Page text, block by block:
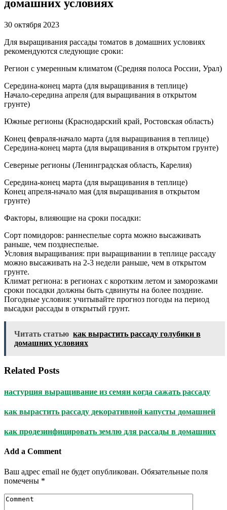
домашних условиях
30 октября 2023
Для выращивания рассады томатов в домашних условиях
рекомендуются следующие сроки:
Регион с умеренным климатом (Средняя полоса России, Урал)
Середина-конец марта (для выращивания в теплице)
Начало-середина апреля (для выращивания в открытом
грунте)
Южные регионы (Краснодарский край, Ростовская область)
Конец февраля-начало марта (для выращивания в теплице)
Середина-конец марта (для выращивания в открытом грунте)
Северные регионы (Ленинградская область, Карелия)
Середина-конец марта (для выращивания в теплице)
Конец апреля-начало мая (для выращивания в открытом
грунте)
Факторы, влияющие на сроки посадки:
Сорт помидоров: раннеспелые сорта можно высаживать
раньше, чем позднеспелые.
Условия выращивания: при выращивании в теплице рассаду
можно высаживать на 2-3 недели раньше, чем в открытом
грунте.
Климат региона: в регионах с коротким летом и заморозками
сроки посадки должны быть сдвинуты на более поздние.
Погодные условия: учитывайте прогноз погоды на период
высадки рассады в открытый грунт.
Читать статью как вырастить рассаду голубики в
домашних условиях
Related Posts
настурция выращивание из семян когда сажать рассаду
как вырастить рассаду декоративной капусты домашней
как продезинфицировать землю для рассады в домашних
Add a Comment
Ваш адрес email не будет опубликован. Обязательные поля
помечены *